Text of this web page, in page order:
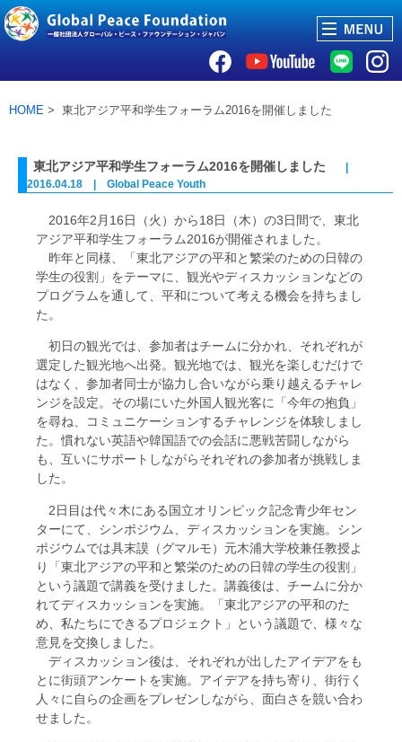
HOME > 東北アジア平和学生フォーラム2016を開催しました
東北アジア平和学生フォーラム2016を開催しました
2016.04.18 | Global Peace Youth
2016年2月16日（火）から18日（木）の3日間で、東北
アジア平和学生フォーラム2016が開催されました。
昨年と同様、「東北アジアの平和と繁栄のための日韓の
学生の役割」をテーマに、観光やディスカッションなどの
プログラムを通して、平和について考える機会を持ちまし
た。
初日の観光では、参加者はチームに分かれ、それぞれが
選定した観光地へ出発。観光地では、観光を楽しむだけで
はなく、参加者同士が協力し合いながら乗り越えるチャレ
ンジを設定。その場にいた外国人観光客に「今年の抱負」
を尋ね、コミュニケーションするチャレンジを体験しまし
た。慣れない英語や韓国語での会話に悪戦苦闘しながら
も、互いにサポートしながらそれぞれの参加者が挑戦しま
した。
2日目は代々木にある国立オリンピック記念青少年セン
ターにて、シンポジウム、ディスカッションを実施。シン
ポジウムでは具末謨（グマルモ）元木浦大学校兼任教授よ
り「東北アジアの平和と繁栄のための日韓の学生の役割」
という議題で講義を受けました。講義後は、チームに分か
れてディスカッションを実施。「東北アジアの平和のた
め、私たちにできるプロジェクト」という議題で、様々な
意見を交換しました。
ディスカッション後は、それぞれが出したアイデアをも
とに街頭アンケートを実施。アイデアを持ち寄り、街行く
人々に自らの企画をプレゼンしながら、面白さを競い合わ
せました。